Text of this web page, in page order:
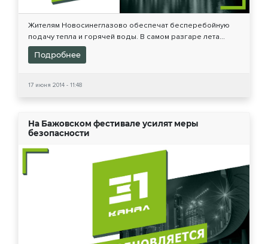
Жителям Новосинеглазово обеспечат бесперебойную
подачу тепла и горячей воды. В самом разгаре лета...
Подробнее
17 июня 2014 - 11:48
На Бажовском фестивале усилят меры
безопасности